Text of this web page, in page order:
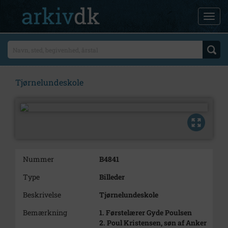
Tjørnelundeskole
Nummer
B4841
Type
Billeder
Beskrivelse
Tjørnelundeskole
Bemærkning
1. Førstelærer Gyde Poulsen
2. Poul Kristensen, søn af Anker